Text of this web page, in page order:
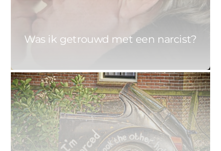
Was ik getrouwd met een narcist?
CORA 20 OKTOBER 2015 0